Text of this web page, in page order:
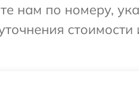
нам по номеру,